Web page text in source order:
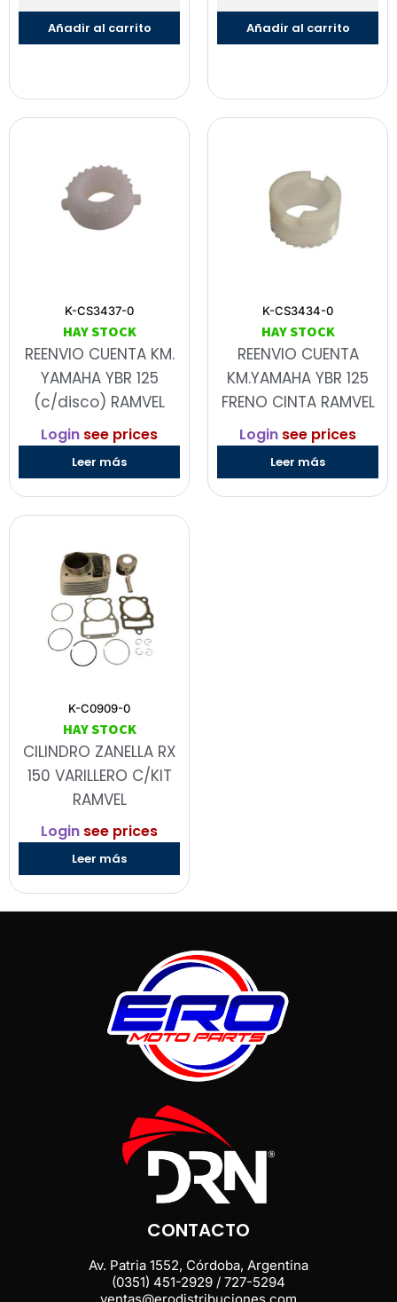
Añadir al carrito Añadir al carrito
K-CS3437-0
HAY STOCK
REENVIO CUENTA KM.
YAMAHA YBR 125
(c/disco) RAMVEL
Login see prices
Leer más
K-CS3434-0
HAY STOCK
REENVIO CUENTA
KM.YAMAHA YBR 125
FRENO CINTA RAMVEL
Login see prices
Leer más
K-C0909-0
HAY STOCK
CILINDRO ZANELLA RX
150 VARILLERO C/KIT
RAMVEL
Login see prices
Leer más
CONTACTO
Av. Patria 1552, Córdoba, Argentina
(0351) 451-2929 / 727-5294
ventas@erodistribuciones.com